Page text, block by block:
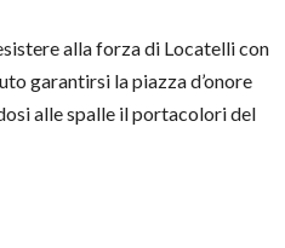
alla forza di Locatelli con
garantirsi la piazza d’onore
alle spalle il portacolori del